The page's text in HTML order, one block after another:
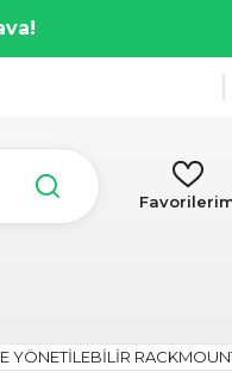
YÖNETİLEBİLİR